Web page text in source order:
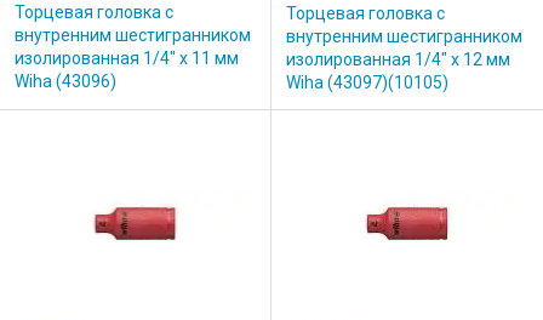
Торцевая головка с
внутренним шестигранником
изолированная 1/4" х 11 мм
Wiha (43096)
Торцевая головка с
внутренним шестигранником
изолированная 1/4" х 12 мм
Wiha (43097)(10105)